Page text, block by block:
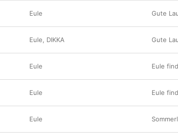
Eule Gute
Eule, DIKKA Gute
Eule
Eule
Eule